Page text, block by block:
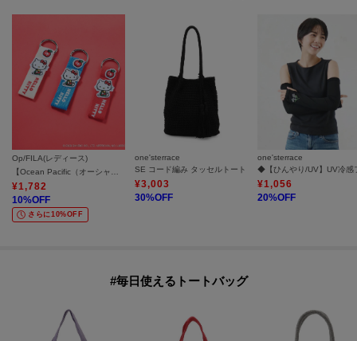
Op/FILA(レディース)
¥1,782
10%OFF
さらに10%OFF
one'sterrace
SE コード編み タッセルトート
¥3,003
30%OFF
one'sterrace
¥1,056
20%OFF
#毎日使えるトートバッグ